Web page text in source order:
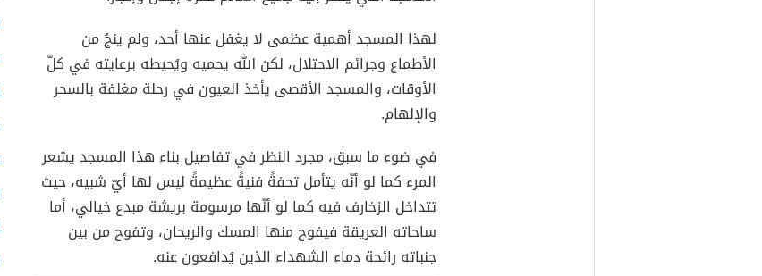
لهذا المسجد أهمية عظمى لا يغفل عنها أحد، ولم ينجُ من
الأطماع وجرائم الاحتلال، لكن الله يحميه ويُحيطه برعايته في كلّ
الأوقات، والمسجد الأقصى يأخذ العيون في رحلة مغلفة بالسحر
والإلهام.
في ضوء ما سبق، مجرد النظر في تفاصيل بناء هذا المسجد يشعر
المرء كما لو أنّه يتأمل تحفةً فنيةً عظيمةً ليس لها أيّ شبيه، حيث
تتداخل الزخارف فيه كما لو أنّها مرسومة بريشة مبدع خيالي، أما
ساحاته العريقة فيفوح منها المسك والريحان، وتفوح من بين
جنباته رائحة دماء الشهداء الذين يُدافعون عنه.